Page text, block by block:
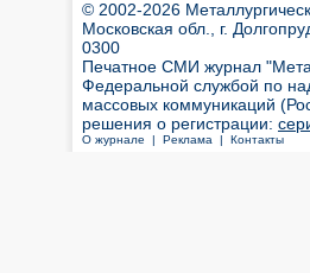
© 2002-2026
Московская обл., г.
0300
Печатное СМИ журнал
Федеральной службой по
массовых коммуникаций
решения о регистрации:
О журнале | Реклама | Контакты